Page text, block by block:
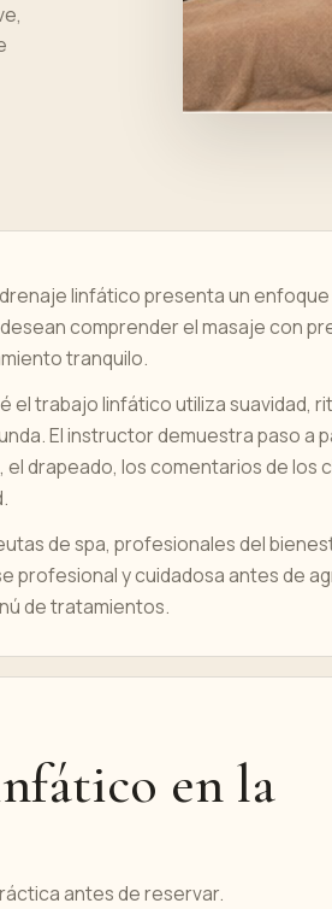
linfático presenta un
comprender el masaje con
tranquilo.
el trabajo linfático utiliza suavidad,
El instructor demuestra paso a
drapeado, los comentarios de los
de spa, profesionales del
profesional y cuidadosa antes de
de tratamientos.
en la
antes de reservar.